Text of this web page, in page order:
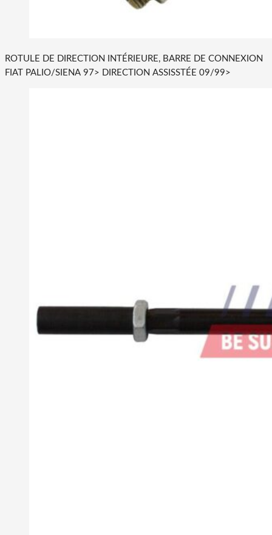
ROTULE DE DIRECTION INTÉRIEURE, BARRE DE CONNEXION
FIAT PALIO/SIENA 97> DIRECTION ASSISSTÉE 09/99>